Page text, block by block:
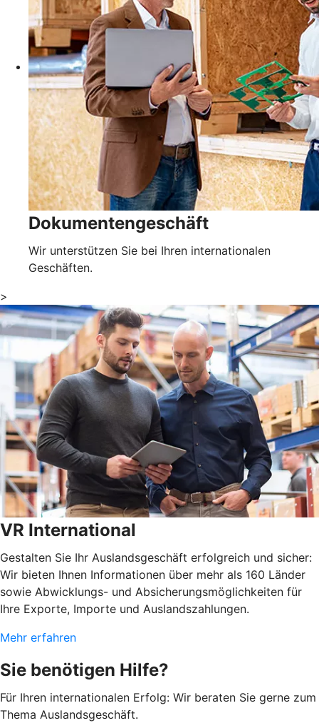
Dokumentengeschäft
Wir unterstützen Sie bei Ihren internationalen
Geschäften.
>
VR International
Gestalten Sie Ihr Auslandsgeschäft erfolgreich und sicher:
Wir bieten Ihnen Informationen über mehr als 160 Länder
sowie Abwicklungs- und Absicherungsmöglichkeiten für
Ihre Exporte, Importe und Auslandszahlungen.
Mehr erfahren
Sie benötigen Hilfe?
Für Ihren internationalen Erfolg: Wir beraten Sie gerne zum
Thema Auslandsgeschäft.